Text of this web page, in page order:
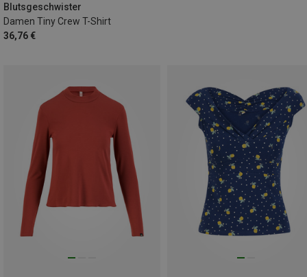
Blutsgeschwister
Damen Tiny Crew T-Shirt
36,76 €